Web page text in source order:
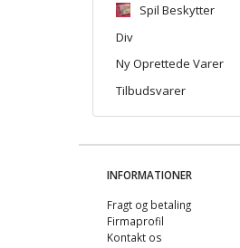
Spil Beskytter
Div
Ny Oprettede Varer
Tilbudsvarer
INFORMATIONER
Fragt og betaling
Firmaprofil
Kontakt os